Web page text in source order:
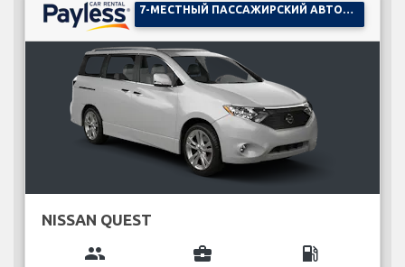
NISSAN QUEST
group business_center local_gas_station